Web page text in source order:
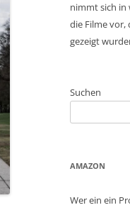
nimmt sich in
die Filme vor,
gezeigt
Suchen
AMAZON
Wer ein ein